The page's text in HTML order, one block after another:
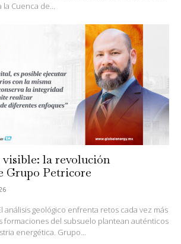
Cuenca de...
la revolución
Grupo Petricore
análisis geológico enfrenta retos cada vez más
formaciones del subsuelo plantean auténticos
energética. Grupo...